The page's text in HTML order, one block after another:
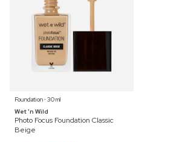
Foundation ⋅ 30 ml
Wet 'n Wild
Photo Focus Foundation Classic
Beige